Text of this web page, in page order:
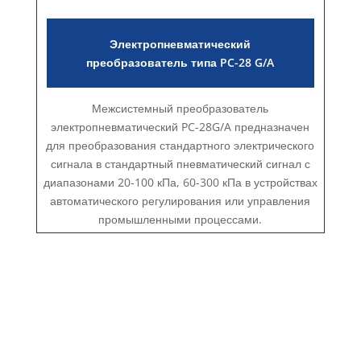
Электропневматический
преобразователь типа PC-28 G/A
Межсистемный преобразователь
электропневматический PC-28G/A предназначен
для преобразования стандартного электрического
сигнала в стандартный пневматический сигнал с
диапазонами 20-100 кПа, 60-300 кПа в устройствах
автоматического регулирования или управления
промышленными процессами.